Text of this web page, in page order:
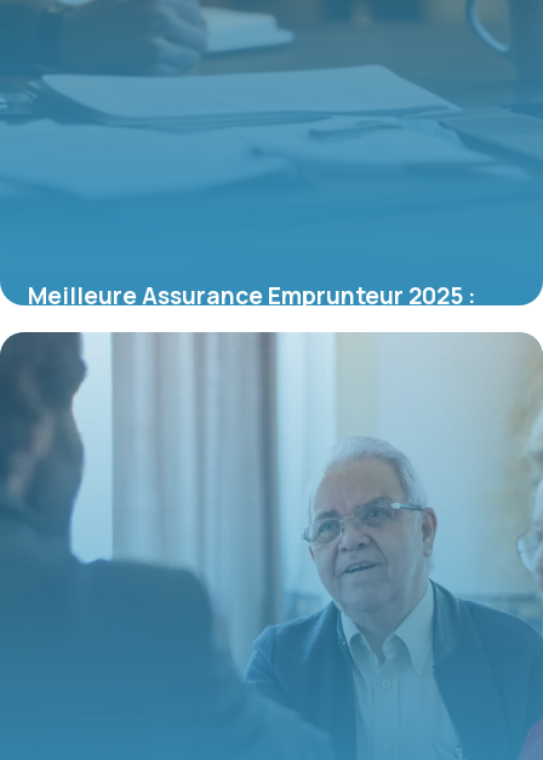
Meilleure Assurance Emprunteur 2025 :
Comparatif Actualisé
13 juin 2026